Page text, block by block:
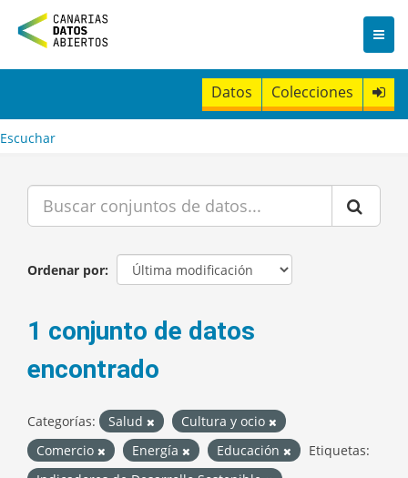
n
t
Datos Colecciones
Escuchar
Ordenar por
1 conjunto de datos
encontrado
Categorías: Salud
Cultura y ocio
Comercio
Energía Educación
Etiquetas: